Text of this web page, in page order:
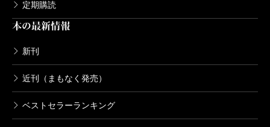
定期購読
本の最新情報
新刊
近刊（まもなく発売）
ベストセラーランキング